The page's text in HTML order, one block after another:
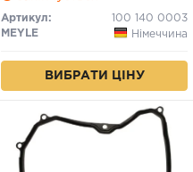
Артикул:
100 140 0003
MEYLE
Німеччина
ВИБРАТИ ЦІНУ